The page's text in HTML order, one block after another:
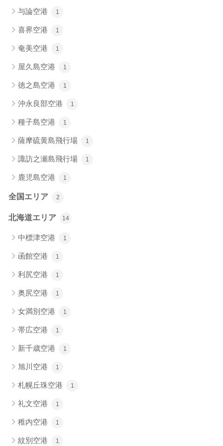
与論空港 1
喜界空港 1
奄美空港 1
屋久島空港 1
徳之島空港 1
沖永良部空港 1
種子島空港 1
薩摩硫黄島飛行場 1
諏訪之瀬島飛行場 1
鹿児島空港 1
全国エリア 2
北海道エリア 14
中標津空港 1
函館空港 1
利尻空港 1
奥尻空港 1
女満別空港 1
帯広空港 1
新千歳空港 1
旭川空港 1
札幌丘珠空港 1
礼文空港 1
稚内空港 1
紋別空港 1